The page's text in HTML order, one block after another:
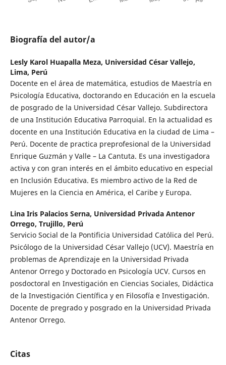
Biografía del autor/a
Lesly Karol Huapalla Meza, Universidad César Vallejo,
Lima, Perú
Docente en el área de matemática, estudios de Maestría en
Psicología Educativa, doctorando en Educación en la escuela
de posgrado de la Universidad César Vallejo. Subdirectora
de una Institución Educativa Parroquial. En la actualidad es
docente en una Institución Educativa en la ciudad de Lima –
Perú. Docente de practica preprofesional de la Universidad
Enrique Guzmán y Valle – La Cantuta. Es una investigadora
activa y con gran interés en el ámbito educativo en especial
en Inclusión Educativa. Es miembro activo de la Red de
Mujeres en la Ciencia en América, el Caribe y Europa.
Lina Iris Palacios Serna, Universidad Privada Antenor
Orrego, Trujillo, Perú
Servicio Social de la Pontificia Universidad Católica del Perú.
Psicólogo de la Universidad César Vallejo (UCV). Maestría en
problemas de Aprendizaje en la Universidad Privada
Antenor Orrego y Doctorado en Psicología UCV. Cursos en
posdoctoral en Investigación en Ciencias Sociales, Didáctica
de la Investigación Científica y en Filosofía e Investigación.
Docente de pregrado y posgrado en la Universidad Privada
Antenor Orrego.
Citas